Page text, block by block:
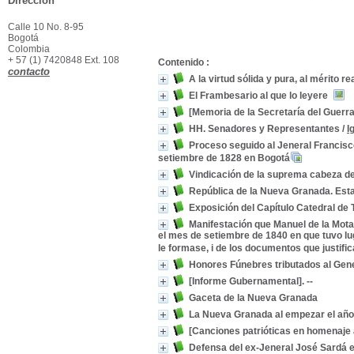
Contenido :
A la virtud sólida y pura, al mérito
El Frambesario al que lo leyere
[Memoria de la Secretaría del
HH. Senadores y Representantes /
Proceso seguido al Jeneral
setiembre de 1828 en Bogotá
Vindicación de la suprema cabeza
República de la Nueva Granada.
Exposición del Capítulo Catedral de
Manifestación que Manuel de la
el mes de setiembre de 1840 en que tuvo
le formase, i de los documentos que
Honores Fúnebres tributados al
[Informe Gubernamental]. --
Gaceta de la Nueva Granada
La Nueva Granada al empezar el
[Canciones patrióticas en
Defensa del ex-Jeneral José Sardá
Calle 10 No. 8-95
Bogotá
Colombia
+ 57 (1) 7420848 Ext. 108
contacto